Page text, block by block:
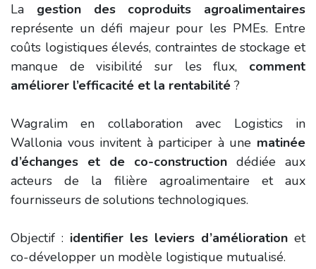
La gestion des coproduits agroalimentaires
représente un défi majeur pour les PMEs. Entre
coûts logistiques élevés, contraintes de stockage et
manque de visibilité sur les flux, comment
améliorer l’efficacité et la rentabilité?
Wagralim en collaboration avec Logistics in
Wallonia vous invitent à participer à une matinée
d’échanges et de co-construction dédiée aux
acteurs de la filière agroalimentaire et aux
fournisseurs de solutions technologiques.
Objectif : identifier les leviers d’amélioration et
co-développer un modèle logistique mutualisé.